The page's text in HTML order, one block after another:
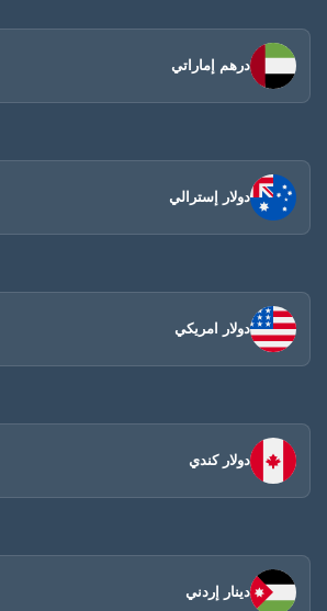
درهم إماراتي
دولار إسترالي
دولار امريكي
دولار كندي
دينار إردني